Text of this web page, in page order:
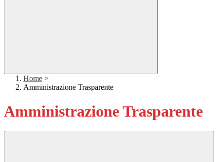
Home >
Amministrazione Trasparente
Amministrazione Trasparente